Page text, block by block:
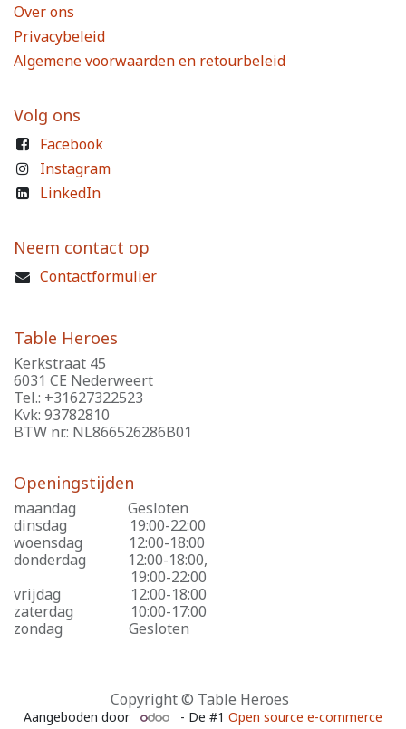
Over ons
Privacybeleid
Algemene voorwaarden en retourbeleid
Volg ons
Facebook
Instagram
LinkedIn
Neem contact op
Contactformulier
Table Heroes
Kerkstraat 45
6031 CE Nederweert
Tel.: +31627322523
Kvk: 93782810
BTW nr.: NL866526286B01
Openingstijden
maandag
​Gesloten
dinsdag
​19:00-22:00
woensdag
​12:00-18:00
donderdag
​12:00-18:00,
​19:00-22:00
vrijdag
​12:00-18:00
zaterdag
​10:00-17:00
zondag
​Gesloten
Copyright © Table Heroes
Aangeboden door - De #1Open source e-commerce